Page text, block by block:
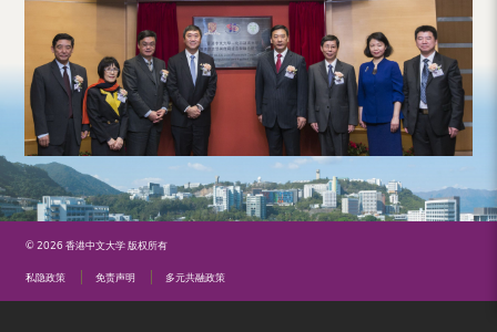
© 2026 香港中文大学 版权所有
私隐政策 免责声明 多元共融政策